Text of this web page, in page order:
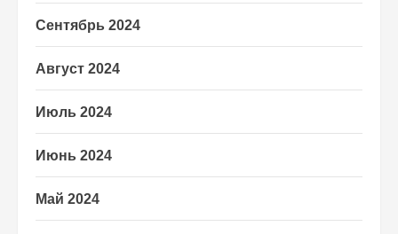
Сентябрь 2024
Август 2024
Июль 2024
Июнь 2024
Май 2024